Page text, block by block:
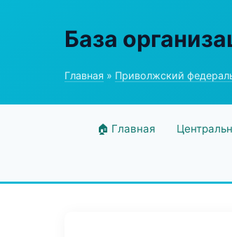
База
Главная » Приволжский
🏠 Главная